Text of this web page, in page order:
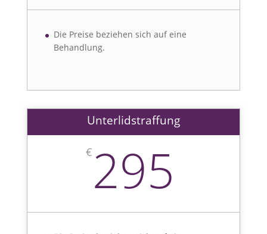
Die Preise beziehen sich auf eine
Behandlung.
Unterlidstraffung
€ 295